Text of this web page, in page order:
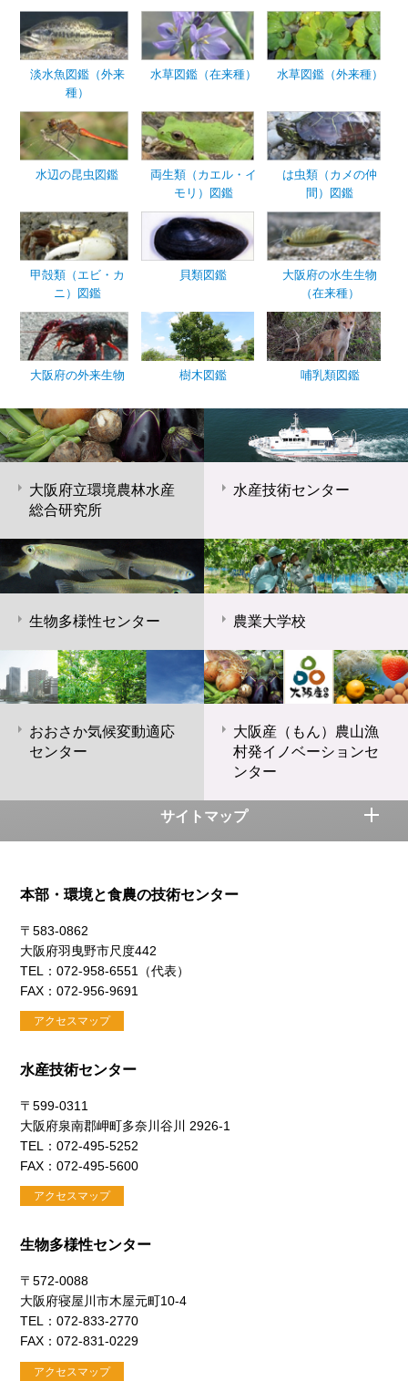
淡水魚図鑑（外来
種）
水草図鑑（在来種） 水草図鑑（外来種）
水辺の昆虫図鑑
両生類（カエル・イ
モリ）図鑑
は虫類（カメの仲
間）図鑑
甲殻類（エビ・カ
ニ）図鑑
貝類図鑑
大阪府の水生生物
（在来種）
大阪府の外来生物 樹木図鑑 哺乳類図鑑
大阪府立環境農林水産
総合研究所
水産技術センター
生物多様性センター 農業大学校
おおさか気候変動適応
センター
大阪産（もん）農山漁
村発イノベーションセ
ンター
サイトマップ
本部・環境と食農の技術センター
〒583-0862
大阪府羽曳野市尺度442
TEL：072-958-6551（代表）
FAX：072-956-9691
アクセスマップ
水産技術センター
〒599-0311
大阪府泉南郡岬町多奈川谷川 2926-1
TEL：072-495-5252
FAX：072-495-5600
アクセスマップ
生物多様性センター
〒572-0088
大阪府寝屋川市木屋元町10-4
TEL：072-833-2770
FAX：072-831-0229
アクセスマップ